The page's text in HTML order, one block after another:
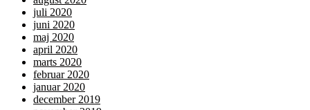
juli 2020
juni 2020
maj 2020
april 2020
marts 2020
februar 2020
januar 2020
december 2019